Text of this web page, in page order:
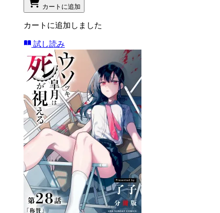
カートに追加
カートに追加しました
試し読み